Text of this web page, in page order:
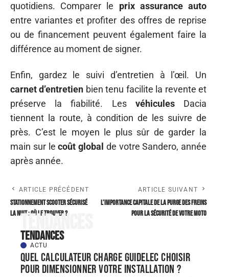
quotidiens. Comparer le prix assurance auto
entre variantes et profiter des offres de reprise
ou de financement peuvent également faire la
différence au moment de signer.
Enfin, gardez le suivi d’entretien à l’œil. Un
carnet d’entretien bien tenu facilite la revente et
préserve la fiabilité. Les véhiculesDacia
tiennent la route, à condition de les suivre de
près. C’est le moyen le plus sûr de garder la
main sur lecoût global de votre Sandero, année
après année.
ARTICLE PRÉCÉDENT
Stationnement scooter sécurisé
la nuit : où le trouver ?
ARTICLE SUIVANT
L’importance capitale de la purge des freins
pour la sécurité de votre moto
Tendances
Tendances
ACTU
Quel Calculateur charge guidelec choisir
pour dimensionner votre installation ?